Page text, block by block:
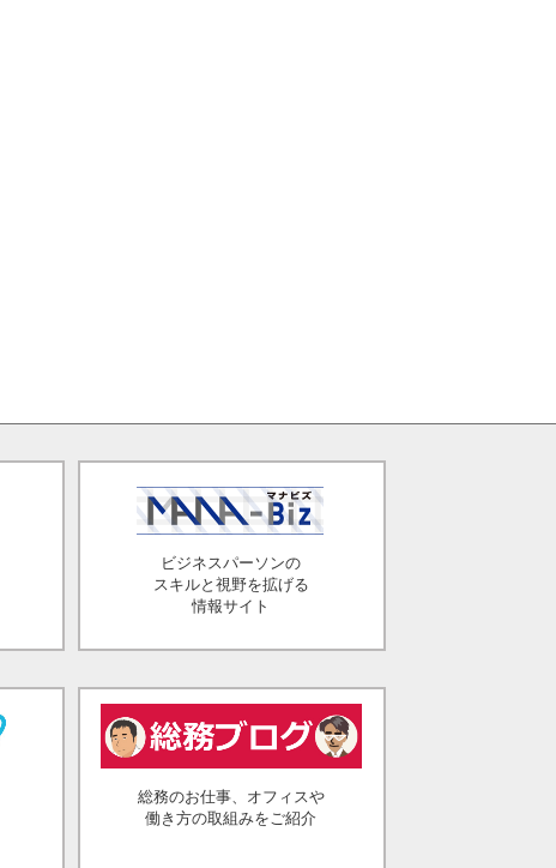
ビジネスパーソンの
スキルと視野を拡げる
情報サイト
総務のお仕事、オフィスや
働き方の取組みをご紹介